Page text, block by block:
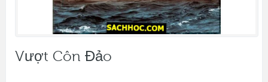
Vượt Côn Đảo